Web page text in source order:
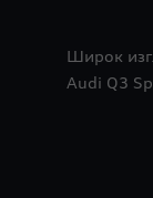
Широк
Audi Q3